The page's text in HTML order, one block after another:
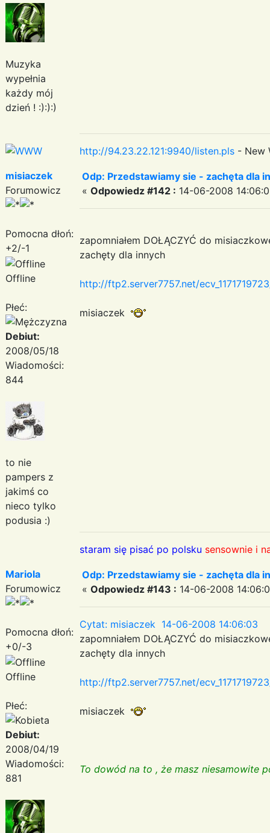
Muzyka
wypełnia
każdy mój
dzień ! :):):)
http://94.23.22.121:9940/listen.pls - New
misiaczek
Forumowicz
Pomocna dłoń:
+2/-1
Offline
Płeć:
Debiut:
2008/05/18
Wiadomości:
844
to nie
pampers z
jakimś co
nieco tylko
podusia :)
Odp: Przedstawiamy sie - zachęta dla
« Odpowiedz #142 : 14-06-2008
zapomniałem DOŁĄCZYĆ do
zachęty dla innych
http://ftp2.server7757.net/
misiaczek
staram się pisać po polsku sensownie i
Mariola
Forumowicz
Pomocna dłoń:
+0/-3
Offline
Płeć:
Debiut:
2008/04/19
Wiadomości:
881
Odp: Przedstawiamy sie - zachęta dla
« Odpowiedz #143 : 14-06-2008
Cytat: misiaczek 14-06-2008 14:06:03
zapomniałem DOŁĄCZYĆ do
zachęty dla innych
http://ftp2.server7757.net/
misiaczek
To dowód na to , że masz niesamowite